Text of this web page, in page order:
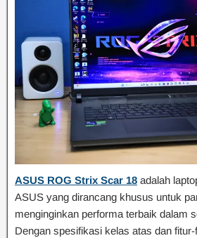
ASUS ROG Strix Scar 18 adalah
ASUS yang dirancang khusus untuk
menginginkan performa terbaik dalam
Dengan spesifikasi kelas atas dan